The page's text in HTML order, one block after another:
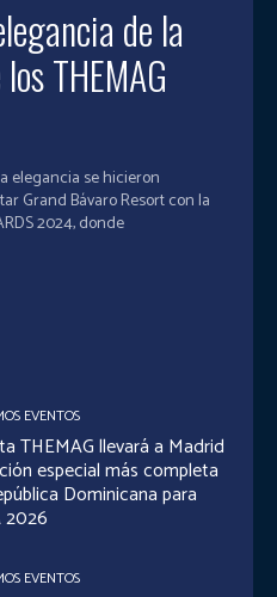
de la
THEMAG
elegancia se hicieron
Grand Bávaro Resort con la
2024, donde
EVENTOS
THEMAG llevará a Madrid
especial más completa
Dominicana para
2026
EVENTOS